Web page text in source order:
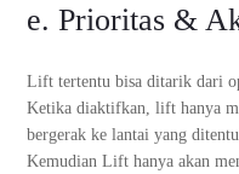
e. Prioritas &
Lift tertentu bisa ditarik dari
Ketika diaktifkan, lift hanya
bergerak ke lantai yang
Kemudian Lift hanya akan